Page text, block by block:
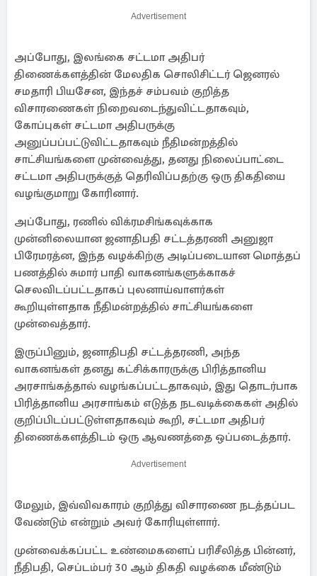
Advertisement
அப்போது, ​​இலங்கை சட்டமா அதிபர்
திணைக்களத்தின் மேலதிக சொலிசிட்டர் ஜெனரல்
சமதாரி பியசேன, இந்தச் சம்பவம் குறித்த
விசாரணைகள் நிறைவடைந்துவிட்டதாகவும்,
கோப்புகள் சட்டமா அதிபருக்கு
அனுப்பப்பட்டுவிட்டதாகவும் நீதிமன்றத்தில்
சாட்சியங்களை முன்வைத்து, தனது நிலைப்பாட்டை
சட்டமா அதிபருக்குத் தெரிவிப்பதற்கு ஒரு திகதியை
வழங்குமாறு கோரினார்.
அப்போது, ​​ரணில் விக்ரமசிங்கவுக்காக
முன்னிலையான ஜனாதிபதி சட்டத்தரணி அனுஜா
பிரேமரத்ன, இந்த வழக்கிற்கு அடிப்படையான மொத்தப்
பணத்தில் சுமார் பாதி வாகனங்களுக்காகச்
செலவிடப்பட்டதாகப் புலனாய்வாளர்கள்
கூறியுள்ளதாக நீதிமன்றத்தில் சாட்சியங்களை
முன்வைத்தார்.
இருப்பினும், ஜனாதிபதி சட்டத்தரணி, அந்த
வாகனங்கள் தனது கட்சிக்காரருக்கு பிரித்தானிய
அரசாங்கத்தால் வழங்கப்பட்டதாகவும், இது தொடர்பாக
பிரித்தானிய அரசாங்கம் எடுத்த நடவடிக்கைகள் அதில்
குறிப்பிடப்பட்டுள்ளதாகவும் கூறி, சட்டமா அதிபர்
திணைக்களத்திடம் ஒரு ஆவணத்தை ஒப்படைத்தார்.
Advertisement
மேலும், இவ்விவகாரம் குறித்து விசாரணை நடத்தப்பட
வேண்டும் என்றும் அவர் கோரியுள்ளார்.
முன்வைக்கப்பட்ட உண்மைகளைப் பரிசீலித்த பின்னர்,
நீதிபதி, செப்டம்பர் 30 ஆம் திகதி வழக்கை மீண்டும்